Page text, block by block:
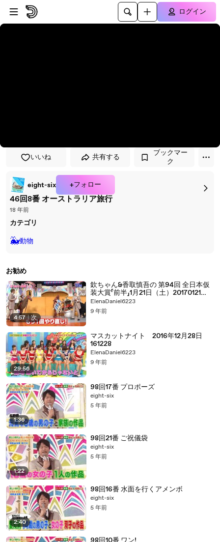
プレイヤーにスキップ
メインコンテンツにスキップ
ログイン
いいね 共有する
ブックマー
ク
eight-six +フォロー
46回8番 オーストラリア旅行
18 年前
カテゴリ
🐳動物
お勧め
4:57 | 次
欽ちゃん&香取慎吾の 第94回 全日本仮
装大賞「前半」1月21日（土）20170121
part 2/2
ElenaDaniel6223
9 年前
29:56
マスカットナイト 2016年12月28日
161228
ElenaDaniel6223
9 年前
1:36
98回17番 プロポーズ
eight-six
5 年前
1:22
98回21番 ご祝儀袋
eight-six
5 年前
2:40
98回16番 水面を行くアメンボ
eight-six
5 年前